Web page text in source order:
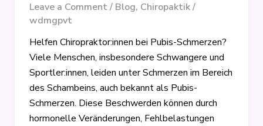
Leave a Comment/ Blog, Chiropaktik/
wdmgpvt
Helfen Chiropraktor:innen bei Pubis-Schmerzen?
Viele Menschen, insbesondere Schwangere und
Sportler:innen, leiden unter Schmerzen im Bereich
des Schambeins, auch bekannt als Pubis-
Schmerzen. Diese Beschwerden können durch
hormonelle Veränderungen, Fehlbelastungen